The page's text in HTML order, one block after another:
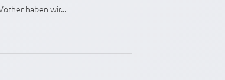
haben wir...